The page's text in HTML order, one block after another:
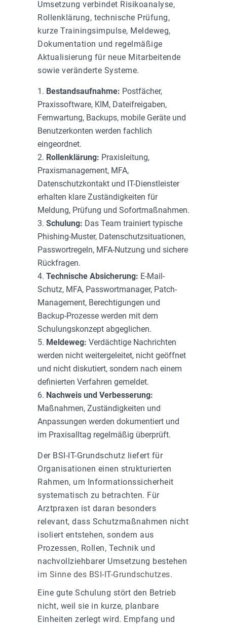
Umsetzung verbindet Risikoanalyse,
Rollenklärung, technische Prüfung,
kurze Trainingsimpulse, Meldeweg,
Dokumentation und regelmäßige
Aktualisierung für neue Mitarbeitende
sowie veränderte Systeme.
Bestandsaufnahme: Postfächer,
Praxissoftware, KIM, Dateifreigaben,
Fernwartung, Backups, mobile Geräte und
Benutzerkonten werden fachlich
eingeordnet.
Rollenklärung: Praxisleitung,
Praxismanagement, MFA,
Datenschutzkontakt und IT-Dienstleister
erhalten klare Zuständigkeiten für
Meldung, Prüfung und Sofortmaßnahmen.
Schulung: Das Team trainiert typische
Phishing-Muster, Datenschutzsituationen,
Passwortregeln, MFA-Nutzung und sichere
Rückfragen.
Technische Absicherung: E-Mail-
Schutz, MFA, Passwortmanager, Patch-
Management, Berechtigungen und
Backup-Prozesse werden mit dem
Schulungskonzept abgeglichen.
Meldeweg: Verdächtige Nachrichten
werden nicht weitergeleitet, nicht geöffnet
und nicht diskutiert, sondern nach einem
definierten Verfahren gemeldet.
Nachweis und Verbesserung:
Maßnahmen, Zuständigkeiten und
Anpassungen werden dokumentiert und
im Praxisalltag regelmäßig überprüft.
Der BSI-IT-Grundschutz liefert für
Organisationen einen strukturierten
Rahmen, um Informationssicherheit
systematisch zu betrachten. Für
Arztpraxen ist daran besonders
relevant, dass Schutzmaßnahmen nicht
isoliert entstehen, sondern aus
Prozessen, Rollen, Technik und
nachvollziehbarer Umsetzung bestehen
im Sinne des BSI-IT-Grundschutzes.
Eine gute Schulung stört den Betrieb
nicht, weil sie in kurze, planbare
Einheiten zerlegt wird. Empfang und